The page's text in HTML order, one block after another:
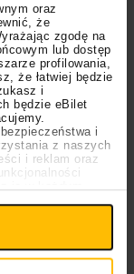
oraz
że
zgodę na
lub dostęp
profilowania,
że łatwiej będzie
i
będzie eBilet
i
z naszych
i reklam oraz
Daje
muzyków